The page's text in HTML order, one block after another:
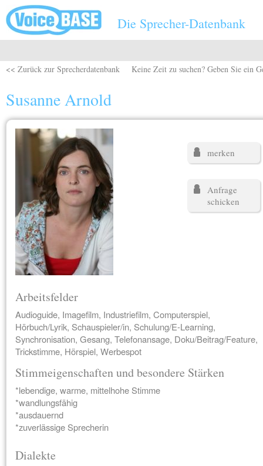
Direkt zum Inhalt
Die Sprecher-Datenbank
<< Zurück zur Sprecherdatenbank Keine Zeit zu suchen? Geben Sie ein
Susanne Arnold
merken
Anfrage
schicken
Arbeitsfelder
Audioguide, Imagefilm, Industriefilm, Computerspiel,
Hörbuch/Lyrik, Schauspieler/in, Schulung/E-Learning,
Synchronisation, Gesang, Telefonansage, Doku/Beitrag/Feature,
Trickstimme, Hörspiel, Werbespot
Stimmeigenschaften und besondere Stärken
*lebendige, warme, mittelhohe Stimme
*wandlungsfähig
*ausdauernd
*zuverlässige Sprecherin
Dialekte